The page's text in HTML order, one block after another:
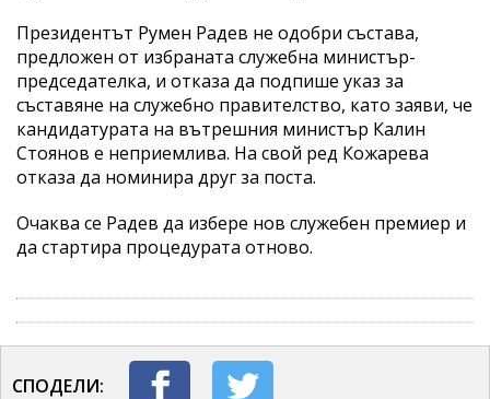
Президентът Румен Радев не одобри състава,
предложен от избраната служебна министър-
председателка, и отказа да подпише указ за
съставяне на служебно правителство, като заяви, че
кандидатурата на вътрешния министър Калин
Стоянов е неприемлива. На свой ред Кожарева
отказа да номинира друг за поста.
Очаква се Радев да избере нов служебен премиер и
да стартира процедурата отново.
СПОДЕЛИ: